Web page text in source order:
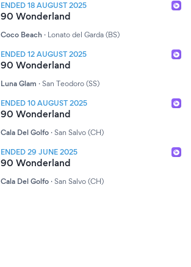
ENDED 18 AUGUST 2025
90 Wonderland
Coco Beach · Lonato del Garda (BS)
ENDED 12 AUGUST 2025
90 Wonderland
Luna Glam · San Teodoro (SS)
ENDED 10 AUGUST 2025
90 Wonderland
Cala Del Golfo · San Salvo (CH)
ENDED 29 JUNE 2025
90 Wonderland
Cala Del Golfo · San Salvo (CH)